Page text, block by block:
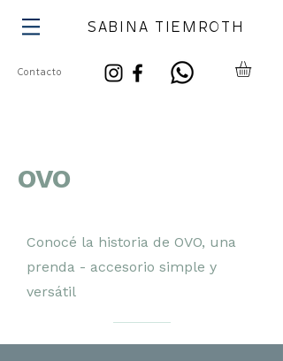
Contacto
SABINA TIEMROTH
OVO
Conocé la historia de OVO, una
prenda - accesorio simple y
versátil